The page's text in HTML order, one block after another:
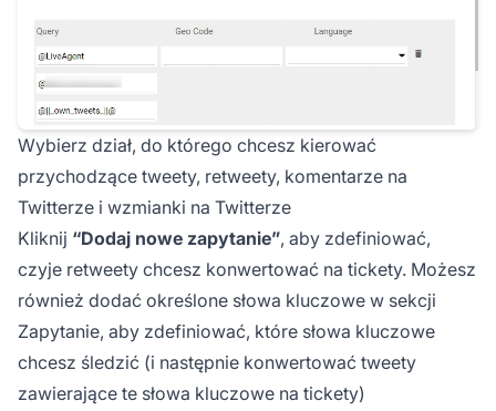
Wybierz dział, do którego chcesz kierować
przychodzące tweety, retweety, komentarze na
Twitterze i wzmianki na Twitterze
Kliknij “Dodaj nowe zapytanie”, aby zdefiniować,
czyje retweety chcesz konwertować na tickety. Możesz
również dodać określone słowa kluczowe w sekcji
Zapytanie, aby zdefiniować, które słowa kluczowe
chcesz śledzić (i następnie konwertować tweety
zawierające te słowa kluczowe na tickety)